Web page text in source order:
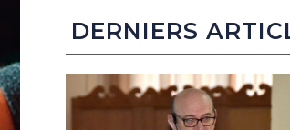
DERNIERS